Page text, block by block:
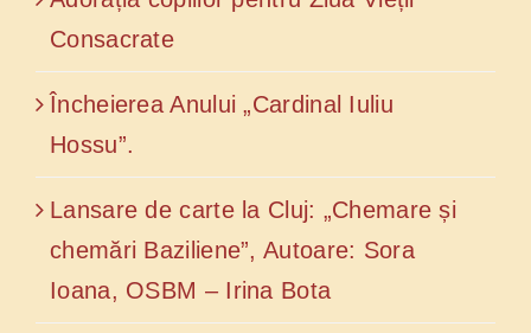
Consacrate
Încheierea Anului „Cardinal Iuliu
Hossu”.
Lansare de carte la Cluj: „Chemare și
chemări Baziliene”, Autoare: Sora
Ioana, OSBM – Irina Bota